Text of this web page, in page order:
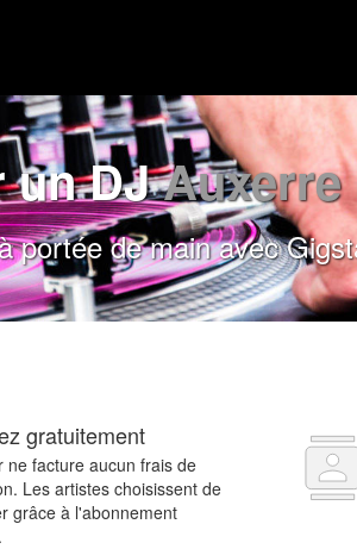
un DJAuxerre
portée de main avec
gratuitement
ne facture aucun frais de
Les artistes choisissent de
grâce à l'abonnement